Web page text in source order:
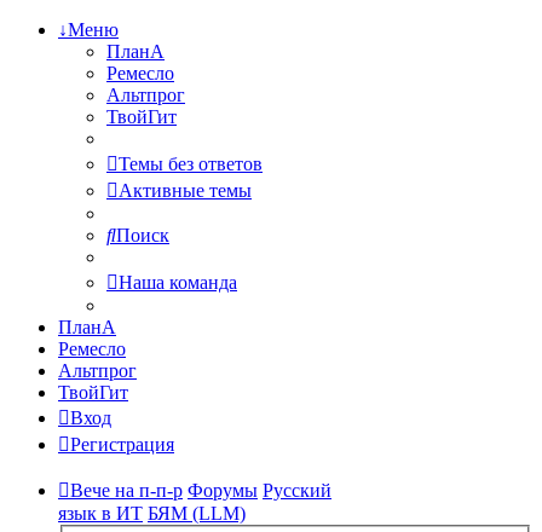
↓Меню
ПланА
Ремесло
Альтпрог
ТвойГит
Темы без ответов
Активные темы
Поиск
Наша команда
ПланА
Ремесло
Альтпрог
ТвойГит
Вход
Регистрация
Вече на п-п-р Форумы Русский
язык в ИТ БЯМ (LLM)